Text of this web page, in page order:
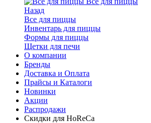
Назад
Все для пиццы
Инвентарь для пиццы
Формы для пиццы
Щетки для печи
О компании
Бренды
Доставка и Оплата
Прайсы и Каталоги
Новинки
Акции
Распродажи
Скидки для HoReCa